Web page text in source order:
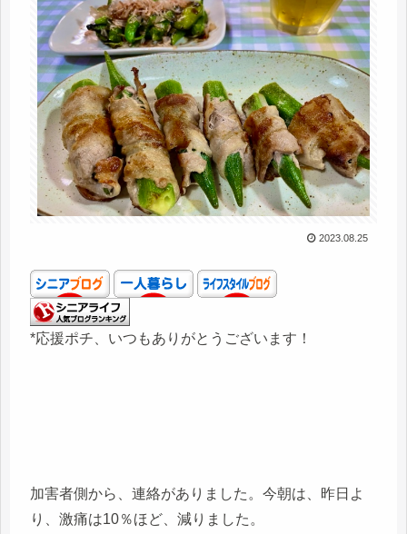
2023.08.25
*応援ポチ、いつもありがとうございます！
加害者側から、連絡がありました。今朝は、昨日よ
り、激痛は10％ほど、減りました。